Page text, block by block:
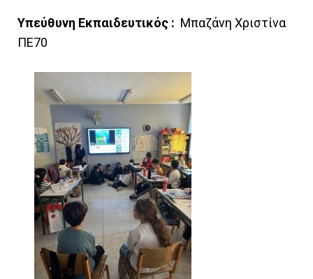
Υπεύθυνη Εκπαιδευτικός : Μπαζάνη Χριστίνα
ΠΕ70